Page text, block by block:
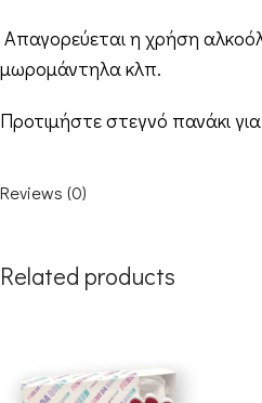
Απαγορεύεται η χρήση
μωρομάντηλα κλπ.
Προτιμήστε στεγνό πανάκι
Reviews (0)
Related products